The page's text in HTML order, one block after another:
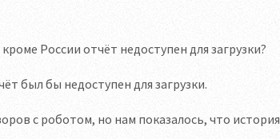
России отчёт недоступен для загрузки?
был бы недоступен для загрузки.
с роботом, но нам показалось, что